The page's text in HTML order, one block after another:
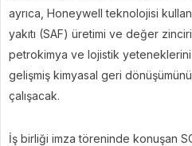
ayrıca, Honeywell teknolojisi
yakıtı (SAF) üretimi ve değer
petrokimya ve lojistik yeteneklerini
gelişmiş kimyasal geri
çalışacak.
İş birliği imza töreninde konuşan